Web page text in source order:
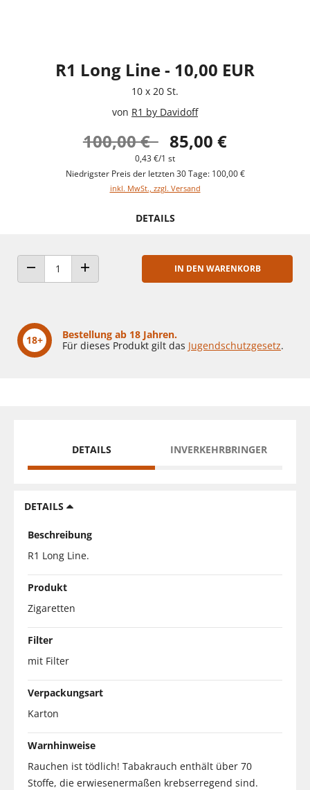
R1 Long Line - 10,00 EUR
10 x 20 St.
von R1 by Davidoff
100,00 € 85,00 €
0,43 €/1 st
Niedrigster Preis der letzten 30 Tage: 100,00 €
inkl. MwSt., zzgl. Versand
DETAILS
ANZAHL VERRINGERNANZAHL ERHÖHEN
IN DEN WARENKORB
18+
Bestellung ab 18 Jahren.
Für dieses Produkt gilt das Jugendschutzgesetz.
DETAILS INVERKEHRBRINGER
DETAILS
Beschreibung
R1 Long Line.
Produkt
Zigaretten
Filter
mit Filter
Verpackungsart
Karton
Warnhinweise
Rauchen ist tödlich! Tabakrauch enthält über 70
Stoffe, die erwiesenermaßen krebserregend sind.